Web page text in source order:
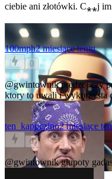
ciebie ani złotówki. C⁎⁎j
100mph2 miesiące temu
0
@gwintownikpredzej czy
ktory to uwali i wykorzysta
ten_kapuczino2 miesiące
0
@gwintownikgłupoty